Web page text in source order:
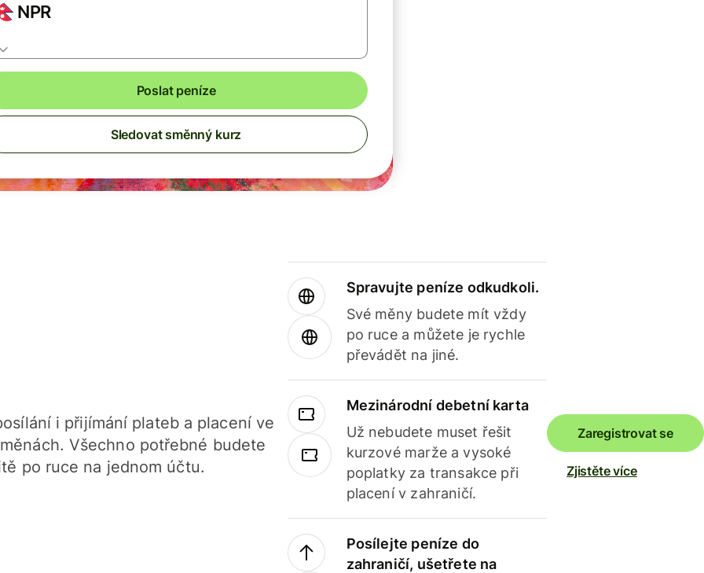
NPR
Poslat peníze
Sledovat směnný kurz
i přijímání plateb a placení ve
Všechno potřebné budete
po ruce na jednom účtu.
Spravujte peníze odkudkoli.
Své měny budete mít vždy
po ruce a můžete je rychle
převádět na jiné.
Mezinárodní debetní karta
Už nebudete muset řešit
kurzové marže a vysoké
poplatky za transakce při
placení v zahraničí.
Posílejte peníze do
zahraničí, ušetřete na
Zaregistrovat se
Zjistěte více